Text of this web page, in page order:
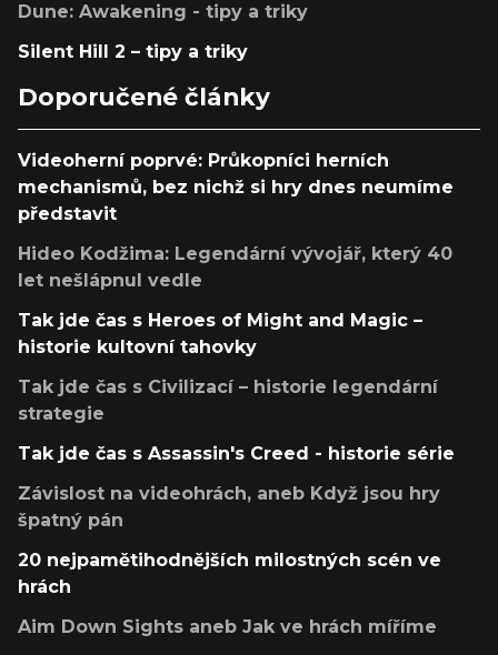
Dune: Awakening - tipy a triky
Silent Hill 2 – tipy a triky
Doporučené články
Videoherní poprvé: Průkopníci herních
mechanismů, bez nichž si hry dnes neumíme
představit
Hideo Kodžima: Legendární vývojář, který 40
let nešlápnul vedle
Tak jde čas s Heroes of Might and Magic –
historie kultovní tahovky
Tak jde čas s Civilizací – historie legendární
strategie
Tak jde čas s Assassin's Creed - historie série
Závislost na videohrách, aneb Když jsou hry
špatný pán
20 nejpamětihodnějších milostných scén ve
hrách
Aim Down Sights aneb Jak ve hrách míříme